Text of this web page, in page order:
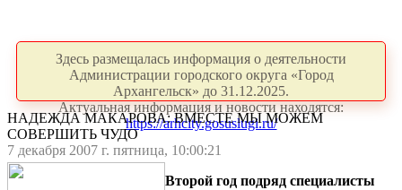
Здесь размещалась информация о деятельности
Администрации городского округа «Город
Архангельск» до 31.12.2025.
Актуальная информация и новости находятся:
https://arhcity.gosuslugi.ru/
НАДЕЖДА МАКАРОВА: ВМЕСТЕ МЫ МОЖЕМ
СОВЕРШИТЬ ЧУДО
7 декабря 2007 г. пятница, 10:00:21
Второй год подряд специалисты